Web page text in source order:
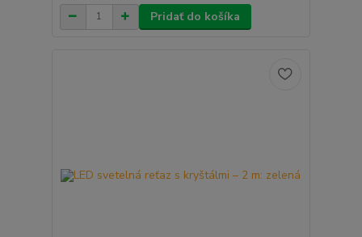
Pridať do košíka